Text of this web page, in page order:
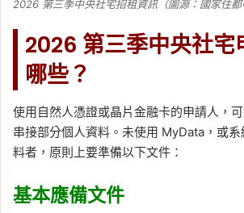
2026 第三季中央社宅招租資訊（圖源：國家住都
2026 第三季中央社宅
哪些？
使用自然人憑證或晶片金融卡的申請人，
串接部分個人資料。未使用 MyData，或
料者，原則上要準備以下文件：
基本應備文件